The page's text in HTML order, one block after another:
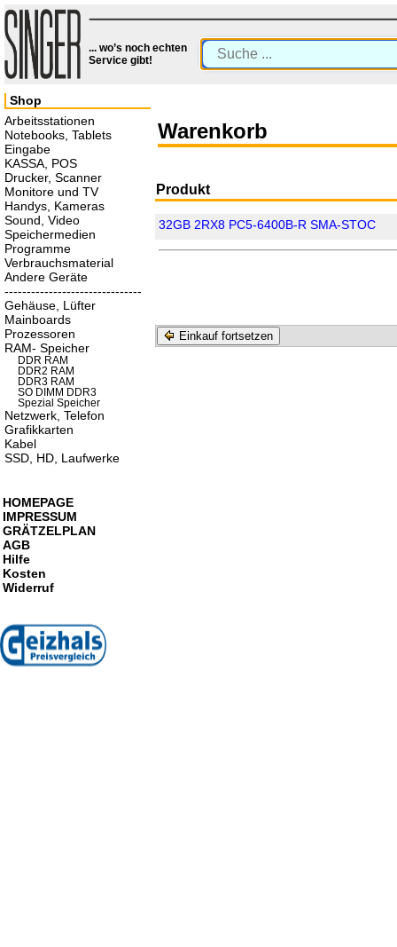
... wo’s noch echten
Service gibt!
Warenkorb
Produkt
32GB 2RX8 PC5-6400B-R SMA-STOC
Einkauf fortsetzen
Shop
Arbeitsstationen
Notebooks, Tablets
Eingabe
KASSA, POS
Drucker, Scanner
Monitore und TV
Handys, Kameras
Sound, Video
Speichermedien
Programme
Verbrauchsmaterial
Andere Geräte
-------------------------------
Gehäuse, Lüfter
Mainboards
Prozessoren
RAM- Speicher
DDR RAM
DDR2 RAM
DDR3 RAM
SO DIMM DDR3
Spezial Speicher
Netzwerk, Telefon
Grafikkarten
Kabel
SSD, HD, Laufwerke
HOMEPAGE
IMPRESSUM
GRÄTZELPLAN
AGB
Hilfe
Kosten
Widerruf